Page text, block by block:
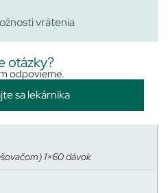
vrátenia
otázky?
odpovieme.
sa lekárnika
1×60 dávok